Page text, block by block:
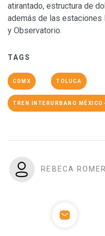
atirantado, estructura de
además de las estaciones
y Observatorio.
TAGS
CDMX TOLUCA
TREN INTERURBANO
REBECA